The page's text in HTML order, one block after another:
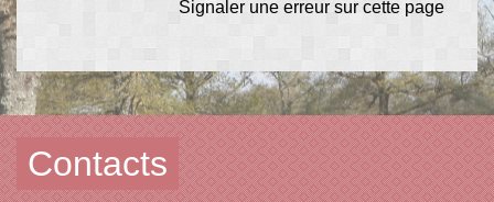
Signaler une erreur sur cette page
Contacts